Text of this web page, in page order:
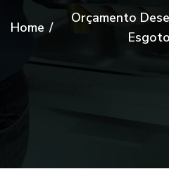
Home /
Orçamento